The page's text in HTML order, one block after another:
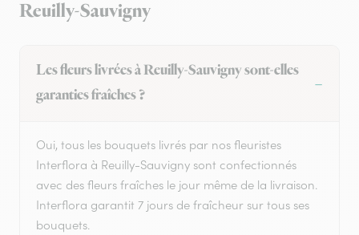
Reuilly-Sauvigny
Les fleurs livrées à Reuilly-Sauvigny sont-elles
garanties fraîches ?
Oui, tous les bouquets livrés par nos fleuristes
Interflora à Reuilly-Sauvigny sont confectionnés
avec des fleurs fraîches le jour même de la livraison.
Interflora garantit 7 jours de fraîcheur sur tous ses
bouquets.